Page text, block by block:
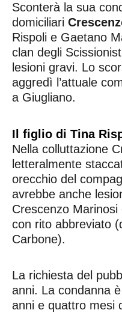
Sconterà la sua
domiciliari
Rispoli e Gaetano
clan degli
lesioni gravi. Lo
aggredì l’attuale
a Giugliano.
Il figlio di Tina
Nella colluttazione
letteralmente
orecchio del
avrebbe anche
Crescenzo
con rito abbreviato
Carbone).
La richiesta del
anni. La condanna
anni e quattro mesi